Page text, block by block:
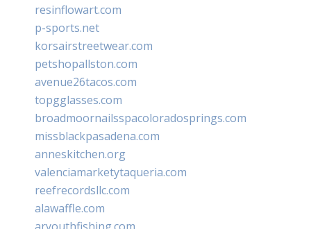
resinflowart.com
p-sports.net
korsairstreetwear.com
petshopallston.com
avenue26tacos.com
topgglasses.com
broadmoornailsspacoloradosprings.com
missblackpasadena.com
anneskitchen.org
valenciamarketytaqueria.com
reefrecordsllc.com
alawaffle.com